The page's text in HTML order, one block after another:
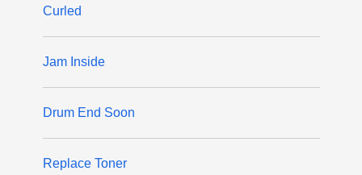
Curled
Jam Inside
Drum End Soon
Replace Toner